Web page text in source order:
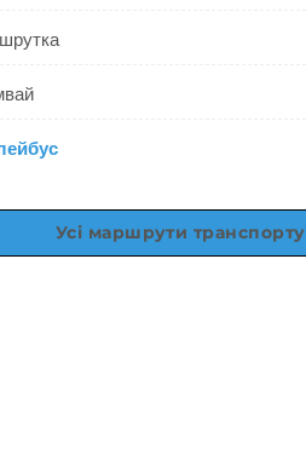
Усі маршрути транспорту